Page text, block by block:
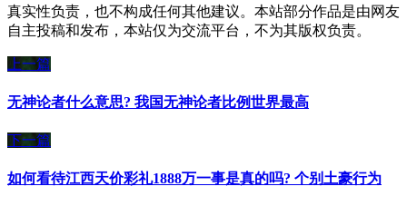
真实性负责，也不构成任何其他建议。本站部分作品是由网友
自主投稿和发布，本站仅为交流平台，不为其版权负责。
上一篇
无神论者什么意思? 我国无神论者比例世界最高
下一篇
如何看待江西天价彩礼1888万一事是真的吗? 个别土豪行为